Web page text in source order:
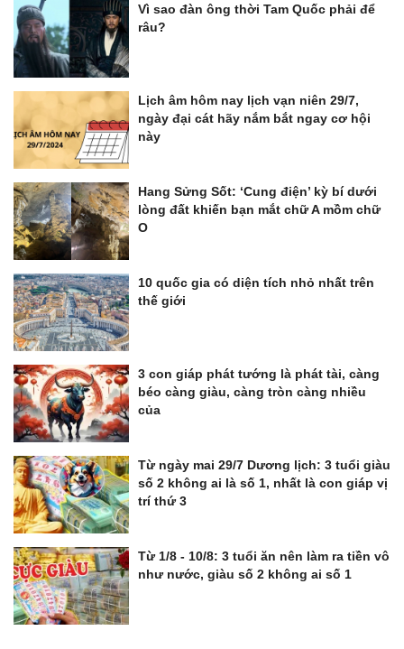
Vì sao đàn ông thời Tam Quốc phải để
râu?
Lịch âm hôm nay lịch vạn niên 29/7,
ngày đại cát hãy nắm bắt ngay cơ hội
này
Hang Sửng Sốt: ‘Cung điện’ kỳ bí dưới
lòng đất khiến bạn mắt chữ A mồm chữ
O
10 quốc gia có diện tích nhỏ nhất trên
thế giới
3 con giáp phát tướng là phát tài, càng
béo càng giàu, càng tròn càng nhiều
của
Từ ngày mai 29/7 Dương lịch: 3 tuổi giàu
số 2 không ai là số 1, nhất là con giáp vị
trí thứ 3
Từ 1/8 - 10/8: 3 tuổi ăn nên làm ra tiền vô
như nước, giàu số 2 không ai số 1